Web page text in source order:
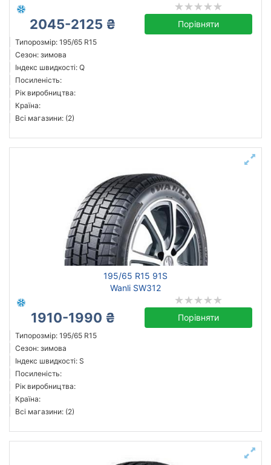
2045-2125 ₴ Порівняти
Типорозмір: 195/65 R15
Сезон: зимова
Індекс швидкості: Q
Посиленість:
Рік виробництва:
Країна:
Всі магазини: (2)
195/65 R15 91S
Wanli SW312
1910-1990 ₴ Порівняти
Типорозмір: 195/65 R15
Сезон: зимова
Індекс швидкості: S
Посиленість:
Рік виробництва:
Країна:
Всі магазини: (2)